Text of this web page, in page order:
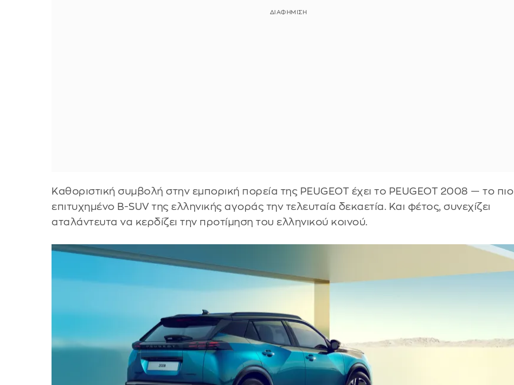
Καθοριστική συμβολή στην εμπορική πορεία της PEUGEOT έχει το PEUGEOT 2008 — το πιο
επιτυχημένο B-SUV της ελληνικής αγοράς την τελευταία δεκαετία. Και φέτος, συνεχίζει
αταλάντευτα να κερδίζει την προτίμηση του ελληνικού κοινού.